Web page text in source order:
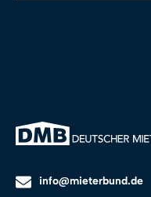
info@mieterbund.de